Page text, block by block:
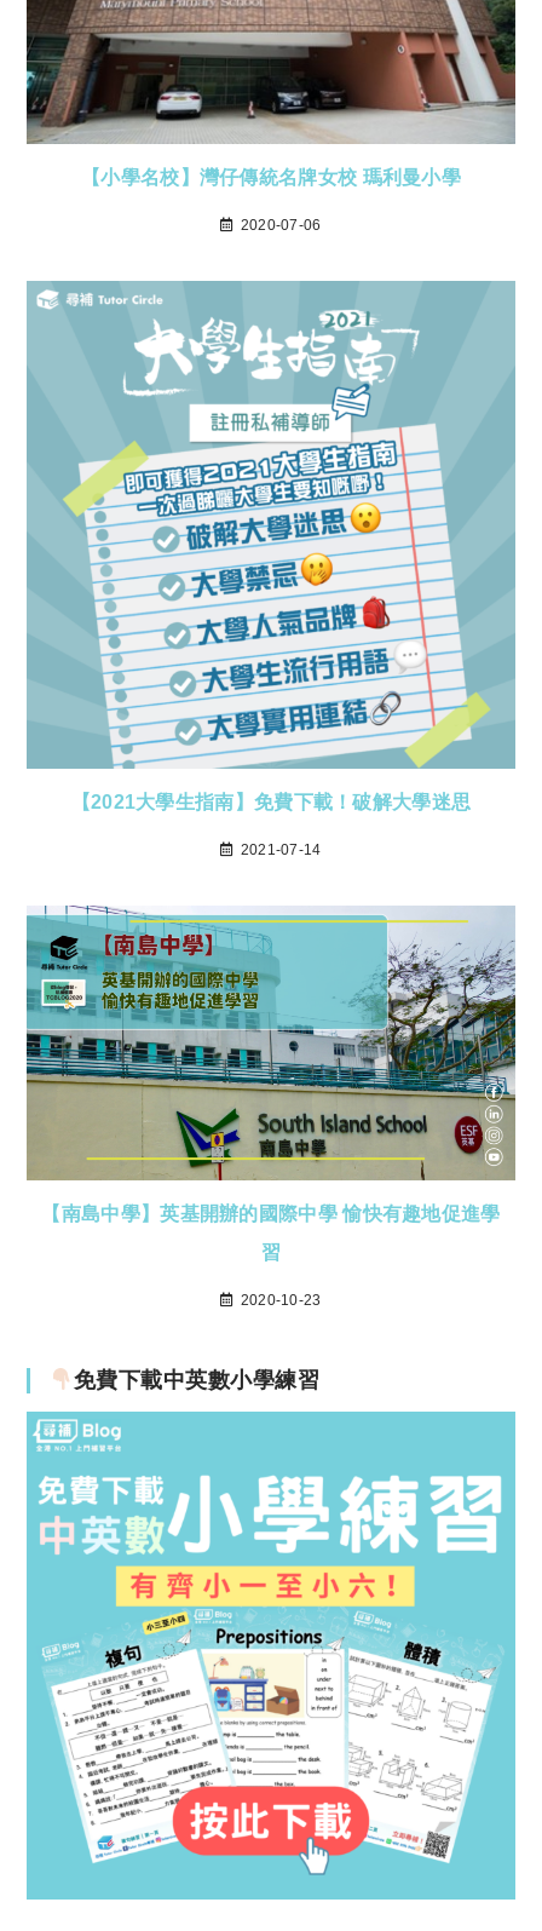
【小學名校】灣仔傳統名牌女校 瑪利曼小學
2020-07-06
【2021大學生指南】免費下載！破解大學迷思
2021-07-14
【南島中學】英基開辦的國際中學 愉快有趣地促進學
習
2020-10-23
免費下載中英數小學練習